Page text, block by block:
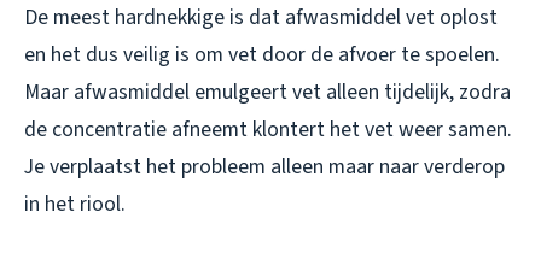
De meest hardnekkige is dat afwasmiddel vet oplost
en het dus veilig is om vet door de afvoer te spoelen.
Maar afwasmiddel emulgeert vet alleen tijdelijk, zodra
de concentratie afneemt klontert het vet weer samen.
Je verplaatst het probleem alleen maar naar verderop
in het riool.